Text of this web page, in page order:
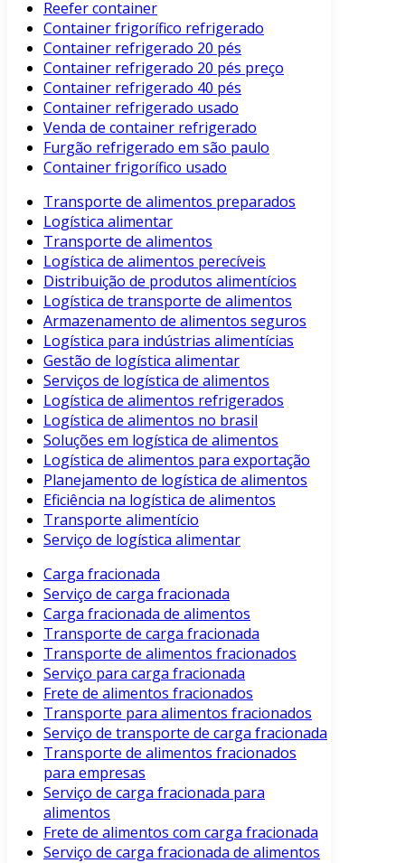
Reefer container
Container frigorífico refrigerado
Container refrigerado 20 pés
Container refrigerado 20 pés preço
Container refrigerado 40 pés
Container refrigerado usado
Venda de container refrigerado
Furgão refrigerado em são paulo
Container frigorífico usado
Transporte de alimentos preparados
Logística alimentar
Transporte de alimentos
Logística de alimentos perecíveis
Distribuição de produtos alimentícios
Logística de transporte de alimentos
Armazenamento de alimentos seguros
Logística para indústrias alimentícias
Gestão de logística alimentar
Serviços de logística de alimentos
Logística de alimentos refrigerados
Logística de alimentos no brasil
Soluções em logística de alimentos
Logística de alimentos para exportação
Planejamento de logística de alimentos
Eficiência na logística de alimentos
Transporte alimentício
Serviço de logística alimentar
Carga fracionada
Serviço de carga fracionada
Carga fracionada de alimentos
Transporte de carga fracionada
Transporte de alimentos fracionados
Serviço para carga fracionada
Frete de alimentos fracionados
Transporte para alimentos fracionados
Serviço de transporte de carga fracionada
Transporte de alimentos fracionados
para empresas
Serviço de carga fracionada para
alimentos
Frete de alimentos com carga fracionada
Serviço de carga fracionada de alimentos